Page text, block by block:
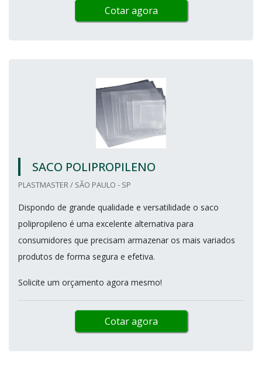
Cotar agora
SACO POLIPROPILENO
PLASTMASTER / SÃO PAULO - SP
Dispondo de grande qualidade e versatilidade o saco
polipropileno é uma excelente alternativa para
consumidores que precisam armazenar os mais variados
produtos de forma segura e efetiva.
Solicite um orçamento agora mesmo!
Cotar agora